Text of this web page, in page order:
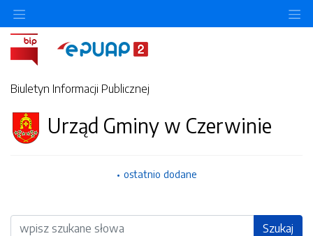
Biuletyn Informacji Publicznej
Urząd Gminy w Czerwinie
ostatnio dodane
Wyszukiwarka Szukaj